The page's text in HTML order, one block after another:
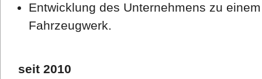
Entwicklung des Unternehmens zu
Fahrzeugwerk.
seit 2010